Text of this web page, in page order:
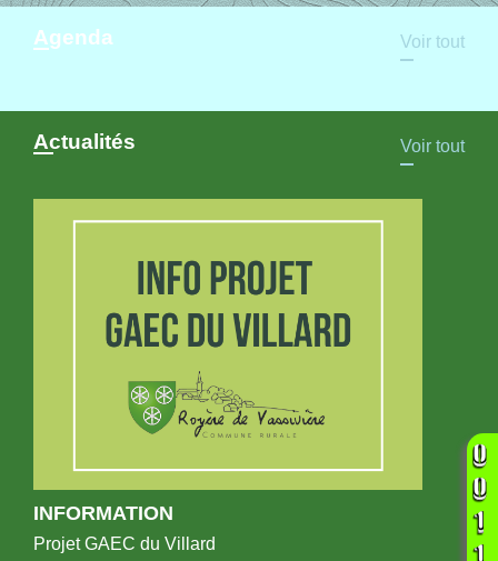
Agenda Voir tout
Actualités Voir tout
INFORMATION
Projet GAEC du Villard